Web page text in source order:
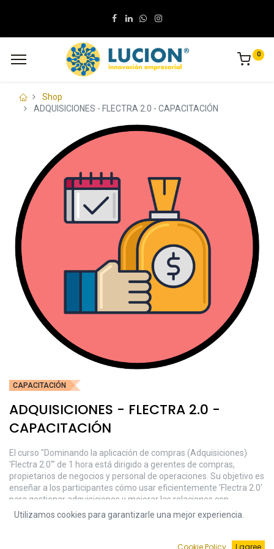
0
Shop
ADQUISICIONES - FLECTRA 2.0 - CAPACITACIÓN
CAPACITACIÓN
ADQUISICIONES - FLECTRA 2.0 -
CAPACITACIÓN
El curso "Dominando la aplicación de compras (Adquisiciones)
'Flectra 2.0'" de 1 hora está dirigido a gerentes de compras,
propietarios de negocios y personal de operaciones. Su objetivo es
enseñar a los participantes cómo usar eficientemente 'Flectra 2.0'
para gestionar adquisiciones y mejorar las relaciones con
proveedores. El contenido abarca desde una introducción a la
aplicación, pasando por su configuración, gestión de pedidos de
sesión de preguntas y respuestas para resolver dudas y recoger
Utilizamos cookies para garantizarle una mejor experiencia.
Cookie Policy I agree